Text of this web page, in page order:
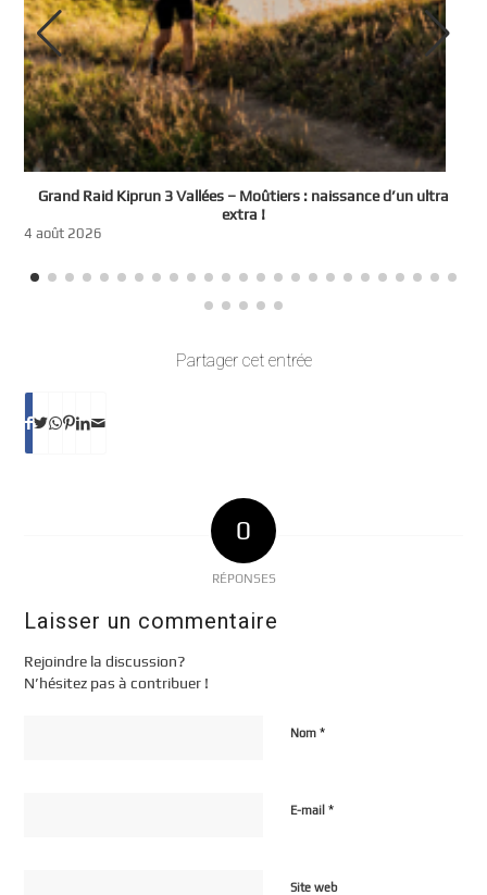
Grand Raid Kiprun 3 Vallées – Moûtiers : naissance d’un ultra
extra !
4 août 2026
Partager cet entrée
0
RÉPONSES
Laisser un commentaire
Rejoindre la discussion?
N’hésitez pas à contribuer !
Nom*
E-mail*
Site web